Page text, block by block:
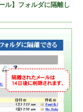
ル】フォルダに隔離し